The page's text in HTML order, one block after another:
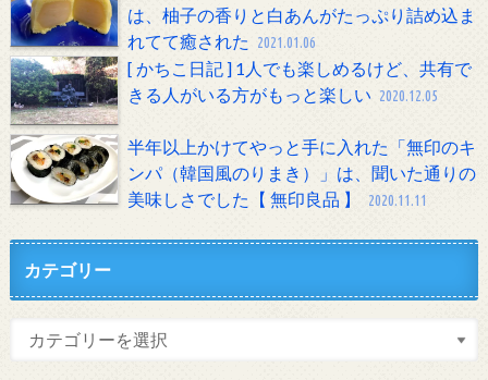
は、柚子の香りと白あんがたっぷり詰め込ま
れてて癒された
2021.01.06
[ かちこ日記 ] 1人でも楽しめるけど、共有で
きる人がいる方がもっと楽しい 2020.12.05
半年以上かけてやっと手に入れた「無印のキ
ンパ（韓国風のりまき）」は、聞いた通りの
美味しさでした【 無印良品 】
2020.11.11
カテゴリー